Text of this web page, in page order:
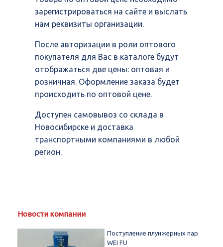
зарегистрироваться на сайте и выслать
нам реквизиты организации.
После авторизации в роли оптового
покупателя для Вас в каталоге будут
отображаться две цены: оптовая и
розничная. Оформление заказа будет
происходить по оптовой цене.
Доступен самовывоз со склада в
Новосибирске и доставка
транспортными компаниями в любой
регион.
Новости компании
Поступление плунжерных пар
WEI FU